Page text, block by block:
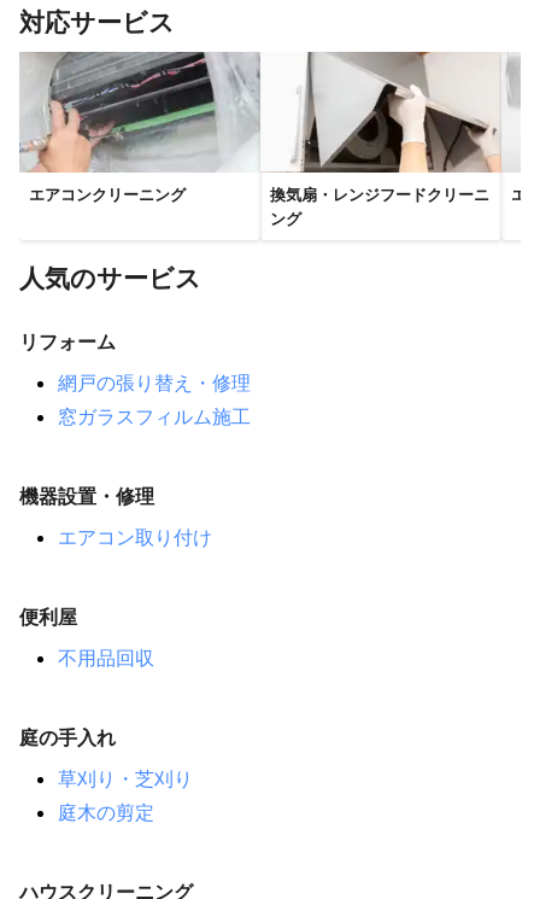
対応サービス
エアコンクリーニング
換気扇・レンジフードクリーニ
ング
エ
人気のサービス
リフォーム
網戸の張り替え・修理
窓ガラスフィルム施工
機器設置・修理
エアコン取り付け
便利屋
不用品回収
庭の手入れ
草刈り・芝刈り
庭木の剪定
ハウスクリーニング